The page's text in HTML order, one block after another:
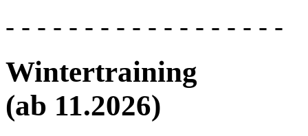
- - - - - - - - - - - - - - - - - -
Wintertraining
(ab 11.2026)